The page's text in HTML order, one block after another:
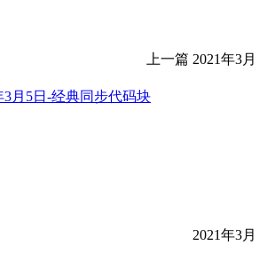
上一篇 2021年3月
3月5日-经典同步代码块
2021年3月